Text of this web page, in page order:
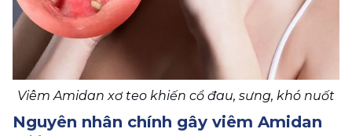
Viêm Amidan xơ teo khiến cổ đau, sưng, khó nuốt
Nguyên nhân chính gây viêm Amidan